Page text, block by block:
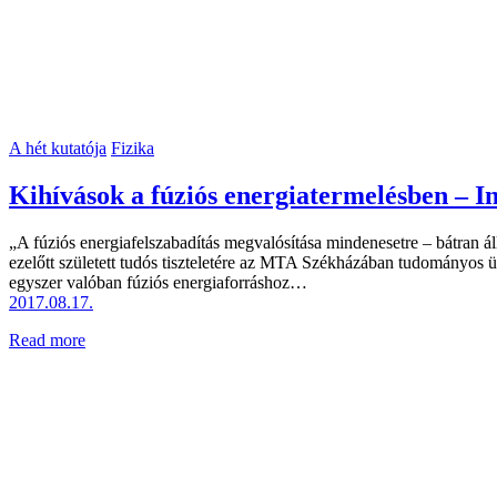
A hét kutatója Fizika
Kihívások a fúziós energiatermelésben –
„A fúziós energiafelszabadítás megvalósítása mindenesetre –
ezelőtt született tudós tiszteletére az MTA Székházában
egyszer valóban fúziós energiaforráshoz…
2017.08.17.
Read more